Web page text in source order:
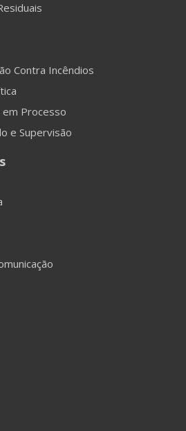
Contra Incêndios
em Processo
e Supervisão